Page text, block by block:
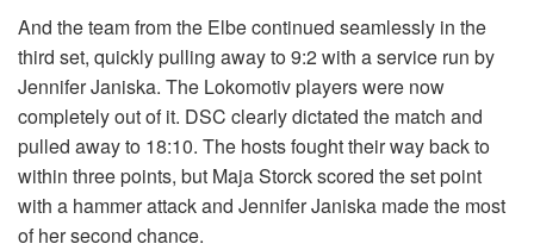
And the team from the Elbe continued seamlessly in the
third set, quickly pulling away to 9:2 with a service run by
Jennifer Janiska. The Lokomotiv players were now
completely out of it. DSC clearly dictated the match and
pulled away to 18:10. The hosts fought their way back to
within three points, but Maja Storck scored the set point
with a hammer attack and Jennifer Janiska made the most
of her second chance.